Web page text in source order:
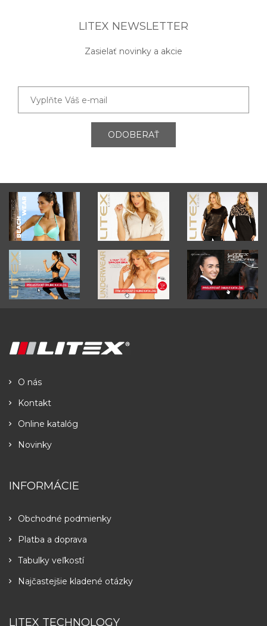
LITEX NEWSLETTER
Zasielať novinky a akcie
ODOBERAŤ
O nás
Kontakt
Online katalóg
Novinky
INFORMÁCIE
Obchodné podmienky
Platba a doprava
Tabulky veľkostí
Najčastejšie kladené otázky
LITEX TECHNOLOGY